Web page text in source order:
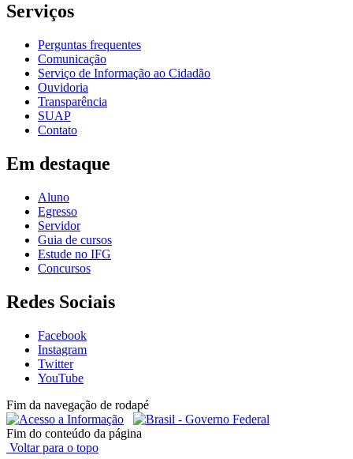
Serviços
Perguntas frequentes
Comunicação
Serviço de Informação ao Cidadão
Ouvidoria
Transparência
SUAP
Contato
Em destaque
Aluno
Egresso
Servidor
Guia de cursos
Estude no IFG
Concursos
Redes Sociais
Facebook
Instagram
Twitter
YouTube
Fim da navegação de rodapé
Fim do conteúdo da página
Voltar para o topo